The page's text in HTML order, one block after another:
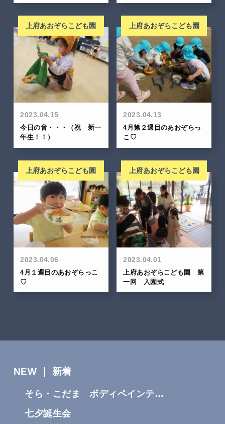
上府あおぞらこども園
2023.04.15
今日の音・・・（祝 新一
年生！！）
上府あおぞらこども園
2023.04.13
4月第２週目のあおぞらっ
こ♡
上府あおぞらこども園
2023.04.06
4月１週目のあおぞらっこ
♡
上府あおぞらこども園
2023.04.01
上府あおぞらこども園 第
一回 入園式
NEW ｜ 新着
そら・こだま ボディペインテ…
七夕誕生会